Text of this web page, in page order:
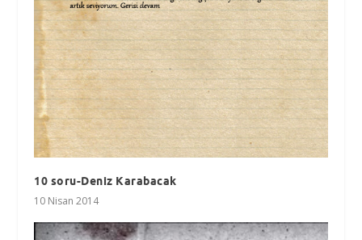
10 soru-Deniz Karabacak
10 Nisan 2014